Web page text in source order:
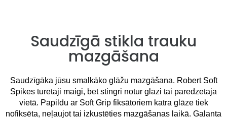
Saudzīgā stikla trauku
mazgāšana
Saudzīgāka jūsu smalkāko glāžu mazgāšana. Robert Soft
Spikes turētāji maigi, bet stingri notur glāzi tai paredzētajā
vietā. Papildu ar Soft Grip fiksātoriem katra glāze tiek
nofiksēta, neļaujot tai izkustēties mazgāšanas laikā. Galanta